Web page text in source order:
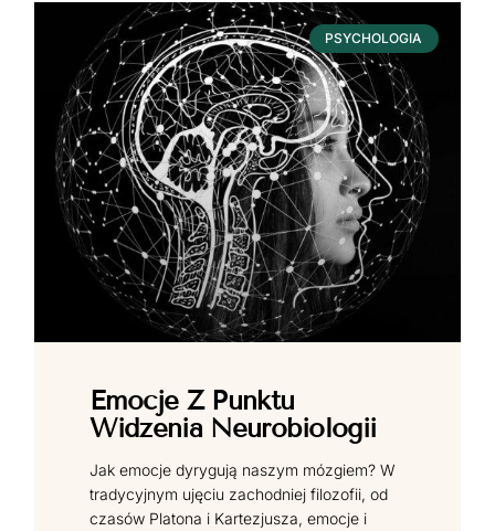
PSYCHOLOGIA
Emocje Z Punktu
Widzenia Neurobiologii
Jak emocje dyrygują naszym mózgiem? W
tradycyjnym ujęciu zachodniej filozofii, od
czasów Platona i Kartezjusza, emocje i